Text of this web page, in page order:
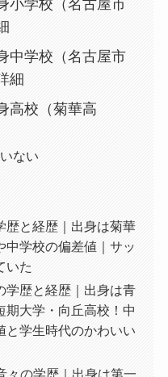
小学校（名古屋市
中学校（名古屋市
細
高校（菊華高
ない
歴と経歴｜出身は菊華
中学校の偏差値｜サッ
いた
学歴と経歴｜出身は青
期大学・向丘高校！中
と学生時代のかわいい
々の学歴｜出身は第一